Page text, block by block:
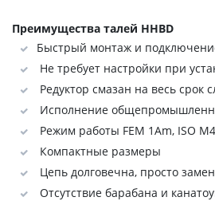
Преимущества талей HHBD
Быстрый монтаж и
Не требует настройки при
Редуктор смазан на весь срок
Исполнение
Режим работы FEM 1Аm, ISO M4
Компактные размеры
Цепь долговечна, просто
Отсутствие барабана и